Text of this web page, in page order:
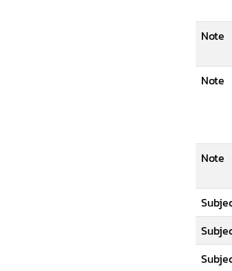
Note
Note
Note